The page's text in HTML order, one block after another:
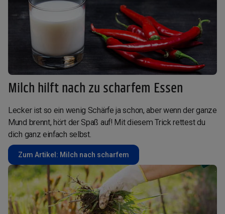
Milch hilft nach zu scharfem Essen
Lecker ist so ein wenig Schärfe ja schon, aber wenn der ganze
Mund brennt, hört der Spaß auf! Mit diesem Trick rettest du
dich ganz einfach selbst.
Zum Artikel: Milch nach scharfem